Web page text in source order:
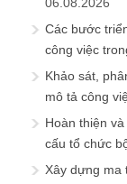
Các bước
công việc
Khảo sát,
mô tả công
Hoàn thiện
cấu tổ chức
Xây dựng ma